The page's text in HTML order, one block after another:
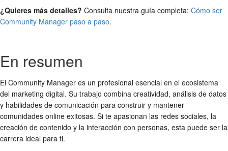
¿Quieres más detalles? Consulta nuestra guía completa: Cómo ser
Community Manager paso a paso.
En resumen
El Community Manager es un profesional esencial en el ecosistema
del marketing digital. Su trabajo combina creatividad, análisis de datos
y habilidades de comunicación para construir y mantener
comunidades online exitosas. Si te apasionan las redes sociales, la
creación de contenido y la interacción con personas, esta puede ser la
carrera ideal para ti.